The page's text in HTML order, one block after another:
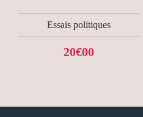
Essais politiques
20€00